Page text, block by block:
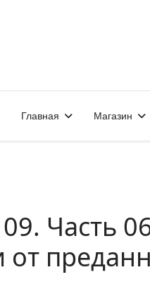
Главная Магазин
Часть
от